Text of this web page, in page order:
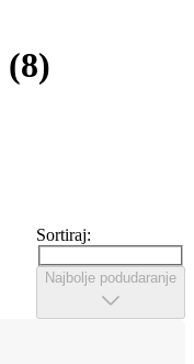
(8)
Sortiraj:
Najbolje podudaranje